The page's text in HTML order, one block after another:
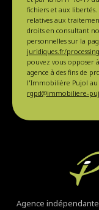
fichiers et aux
relatives aux
droits en consultant
personnelles sur la
juridiques.fr/
pouvez vous opposer
agence à des fins de
l'Immobilière Pujol au
rgpd@immobiliere-
Agence